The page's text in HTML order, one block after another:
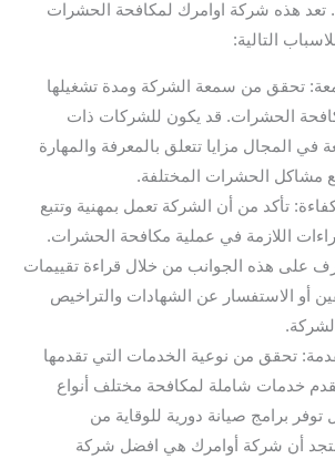
تعد هذه شركة اوامرك لمكافحة الحشرات
التالية:
تحقق من سمعة الشركة ومدة تشغيلها
الحشرات. قد يكون للشركات ذات
في المجال مزايا تتعلق بالمعرفة والمهارة
مشاكل الحشرات المختلفة.
تأكد من أن الشركة تعمل بمهنية وتتبع
اللازمة في عملية مكافحة الحشرات.
على هذه الجوانب من خلال قراءة تقييمات
أو الاستفسار عن الشهادات والتراخيص
تحقق من نوعية الخدمات التي تقدمها
خدمات شاملة لمكافحة مختلف أنواع
برامج صيانة دورية للوقاية من
أن شركة أوامرك هي افضل شركة